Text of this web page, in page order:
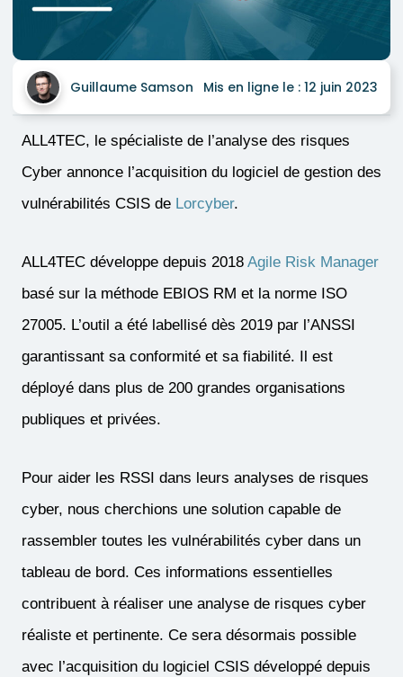
Guillaume Samson Mis en ligne le : 12 juin 2023
ALL4TEC, le spécialiste de l’analyse des risques
Cyber annonce l’acquisition du logiciel de gestion des
vulnérabilités CSIS de Lorcyber.
ALL4TEC développe depuis 2018 Agile Risk Manager
basé sur la méthode EBIOS RM et la norme ISO
27005. L’outil a été labellisé dès 2019 par l’ANSSI
garantissant sa conformité et sa fiabilité. Il est
déployé dans plus de 200 grandes organisations
publiques et privées.
Pour aider les RSSI dans leurs analyses de risques
cyber, nous cherchions une solution capable de
rassembler toutes les vulnérabilités cyber dans un
tableau de bord. Ces informations essentielles
contribuent à réaliser une analyse de risques cyber
réaliste et pertinente. Ce sera désormais possible
avec l’acquisition du logiciel CSIS développé depuis